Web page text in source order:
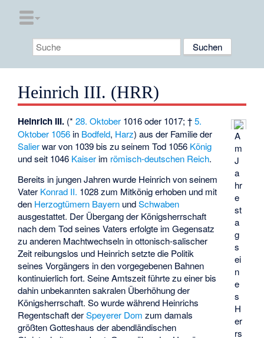
Heinrich III. (HRR)
A
m
J
a
hr
e
st
a
g
s
ei
n
e
s
H
er
rs
Heinrich III. (*28. Oktober 1016 oder 1017; †5.
Oktober 1056 in Bodfeld, Harz) aus der Familie der
Salierwar von 1039 bis zu seinem Tod 1056 König
und seit 1046 Kaiser im römisch-deutschen Reich.
Bereits in jungen Jahren wurde Heinrich von seinem
Vater Konrad II. 1028 zum Mitkönig erhoben und mit
den Herzogtümern Bayern undSchwaben
ausgestattet. Der Übergang der Königsherrschaft
nach dem Tod seines Vaters erfolgte im Gegensatz
zu anderen Machtwechseln in ottonisch-salischer
Zeit reibungslos und Heinrich setzte die Politik
seines Vorgängers in den vorgegebenen Bahnen
kontinuierlich fort. Seine Amtszeit führte zu einer bis
dahin unbekannten sakralen Überhöhung der
Königsherrschaft. So wurde während Heinrichs
Regentschaft derSpeyerer Dom zum damals
größten Gotteshaus der abendländischen